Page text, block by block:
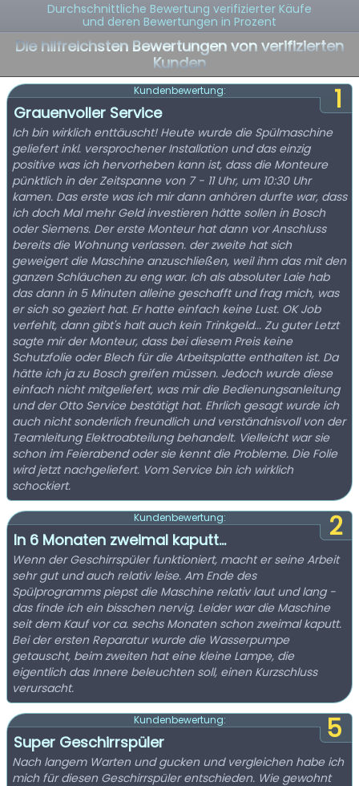
Durchschnittliche Bewertung verifizierter Käufe
und deren Bewertungen in Prozent
Die hilfreichsten Bewertungen von verifizierten
Kunden
1
Kundenbewertung:
Grauenvoller Service
Ich bin wirklich enttäuscht! Heute wurde die Spülmaschine
geliefert inkl. versprochener Installation und das einzig
positive was ich hervorheben kann ist, dass die Monteure
pünktlich in der Zeitspanne von 7 - 11 Uhr, um 10:30 Uhr
kamen. Das erste was ich mir dann anhören durfte war, dass
ich doch Mal mehr Geld investieren hätte sollen in Bosch
oder Siemens. Der erste Monteur hat dann vor Anschluss
bereits die Wohnung verlassen. der zweite hat sich
geweigert die Maschine anzuschließen, weil ihm das mit den
ganzen Schläuchen zu eng war. Ich als absoluter Laie hab
das dann in 5 Minuten alleine geschafft und frag mich, was
er sich so geziert hat. Er hatte einfach keine Lust. OK Job
verfehlt, dann gibt's halt auch kein Trinkgeld... Zu guter Letzt
sagte mir der Monteur, dass bei diesem Preis keine
Schutzfolie oder Blech für die Arbeitsplatte enthalten ist. Da
hätte ich ja zu Bosch greifen müssen. Jedoch wurde diese
einfach nicht mitgeliefert, was mir die Bedienungsanleitung
und der Otto Service bestätigt hat. Ehrlich gesagt wurde ich
auch nicht sonderlich freundlich und verständnisvoll von der
Teamleitung Elektroabteilung behandelt. Vielleicht war sie
schon im Feierabend oder sie kennt die Probleme. Die Folie
wird jetzt nachgeliefert. Vom Service bin ich wirklich
schockiert.
2
Kundenbewertung:
In 6 Monaten zweimal kaputt…
Wenn der Geschirrspüler funktioniert, macht er seine Arbeit
sehr gut und auch relativ leise. Am Ende des
Spülprogramms piepst die Maschine relativ laut und lang -
das finde ich ein bisschen nervig. Leider war die Maschine
seit dem Kauf vor ca. sechs Monaten schon zweimal kaputt.
Bei der ersten Reparatur wurde die Wasserpumpe
getauscht, beim zweiten hat eine kleine Lampe, die
eigentlich das Innere beleuchten soll, einen Kurzschluss
verursacht.
5
Kundenbewertung:
Super Geschirrspüler
Nach langem Warten und gucken und vergleichen habe ich
mich für diesen Geschirrspüler entschieden. Wie gewohnt